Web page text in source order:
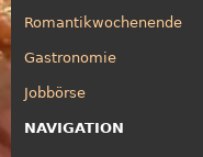
Romantikwochenende
Gastronomie
Jobbörse
NAVIGATION